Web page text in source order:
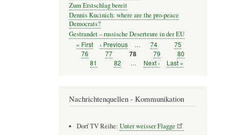
Zum Erstschlag bereit
Dennis Kucinich: where are the pro-peace
Democrats?
Gestrandet – russische Deserteure in der EU
Seitennummerierung
Erste
Seite
« First
Vorherige
Seite
‹ Previous … Seite
74 Seite
75
Seite
76 Seite
77 Seite
78 Seite
79 Seite
80
Seite
81 Seite
82 …
Nächste
Next ›
Letzte
Last »
Nachrichtenquellen - Kommunikation
Dorf TV Reihe: Unter weisser Flagge